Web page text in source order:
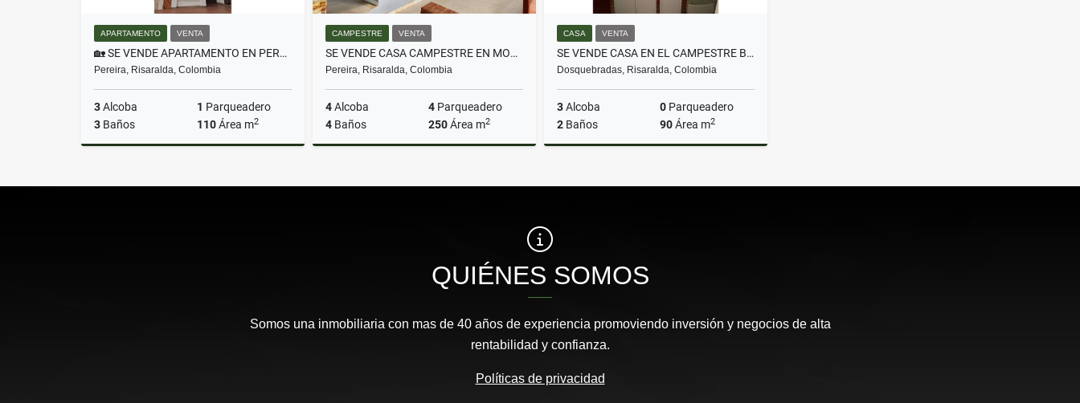
APARTAMENTO VENTA
🏡 SE VENDE APARTAMENTO EN PEREIRA CENTRO CON ASCENSOR Y PARQUEADERO
Pereira, Risaralda, Colombia
3Alcoba 1 Parqueadero
3 Baños 110Área m2
$450.000.000
CAMPESTRE VENTA
SE VENDE CASA CAMPESTRE EN MORELIA EN PARCELACION
Pereira, Risaralda, Colombia
4Alcoba 4 Parqueadero
4 Baños 250Área m2
$1.250.000.000
CASA VENTA
SE VENDE CASA EN EL CAMPESTRE B DUPLEX PEATONAL
Dosquebradas, Risaralda, Colombia
3Alcoba 0 Parqueadero
2 Baños 90Área m2
$235.000.000
QUIÉNES SOMOS
Somos una inmobiliaria con mas de 40 años de experiencia promoviendo inversión y negocios de alta
rentabilidad y confianza.
Políticas de privacidad